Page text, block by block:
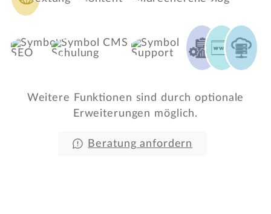
Weitere Funktionen sind durch optionale
Erweiterungen möglich.
Beratung anfordern